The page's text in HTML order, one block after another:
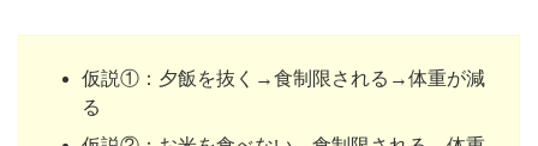
仮説①：夕飯を抜く→食制限される→体重が減
る